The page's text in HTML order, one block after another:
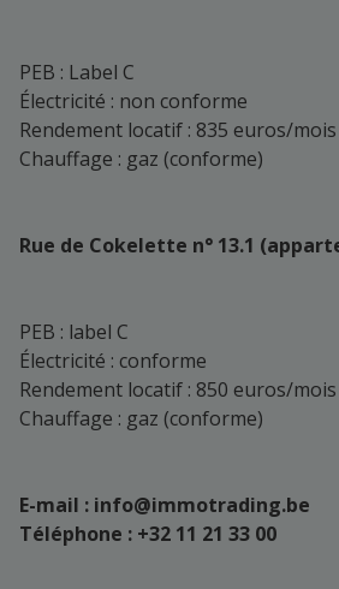
PEB : Label C
Électricité : non conforme
Rendement locatif : 835 euros/mois
Chauffage : gaz (conforme)
Rue de Cokelette n° 13.1
PEB : label C
Électricité : conforme
Rendement locatif : 850 euros/mois
Chauffage : gaz (conforme)
E-mail : info@immotrading.be
Téléphone : +32 11 21 33 00